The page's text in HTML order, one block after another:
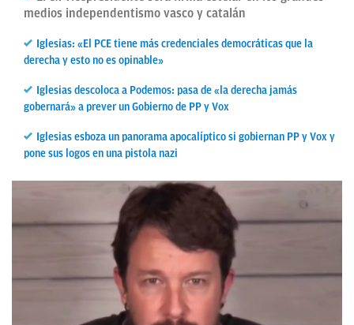
medios independentismo vasco y catalán
Iglesias: «El PCE tiene más credenciales democráticas que la
derecha y esto no es opinable»
Iglesias descoloca a Podemos: pasa de «la derecha jamás
gobernará» a prever un Gobierno de PP y Vox
Iglesias esboza un panorama apocalíptico si gobiernan PP y Vox y
pone sus logos en una pistola nazi